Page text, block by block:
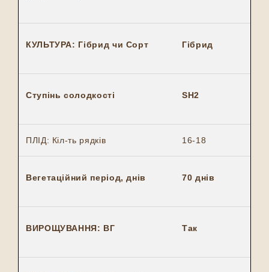
КУЛЬТУРА: Гібрид чи Сорт Гібрид
Ступінь солодкості SH2
ПЛІД: Кіл-ть рядків 16-18
Вегетаційний період, днів 70 днів
ВИРОЩУВАННЯ: ВГ Так